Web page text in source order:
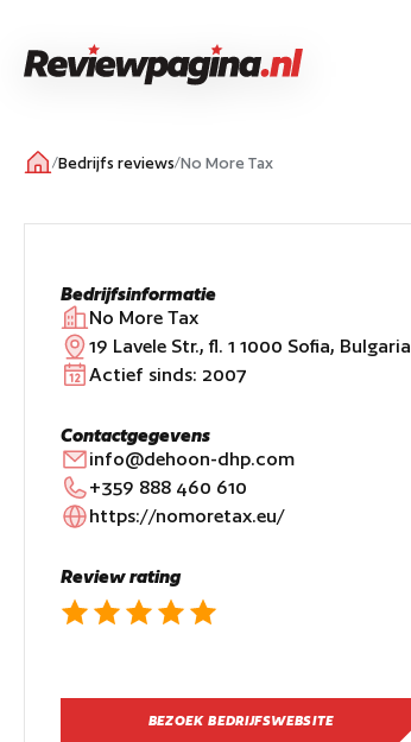
/Bedrijfs reviews/No More Tax
Bedrijfsinformatie
No More Tax
19 Lavele Str., fl. 1 1000 Sofia, Bulgaria
Actief sinds: 2007
Contactgegevens
info@dehoon-dhp.com
+359 888 460 610
https://nomoretax.eu/
Review rating
BEZOEK BEDRIJFSWEBSITE